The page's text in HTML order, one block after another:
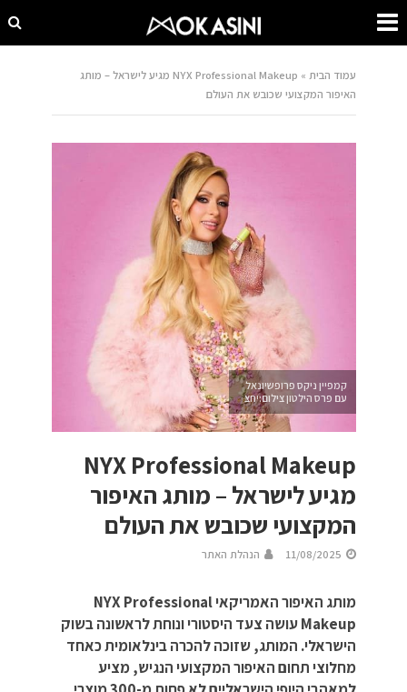
עמוד הבית »
NYX Professional Makeup מגיע לישראל – מותג
האיפור המקצועי שכובש את העולם
קמפיין ניקס פרופשיונאל
עם פרס הילטון צילום:יחצ
NYX Professional Makeup
מגיע לישראל – מותג האיפור
המקצועי שכובש את העולם
11/08/2025 הנהלת האתר
מותג האיפור האמריקאי NYX Professional
Makeup עושה צעד היסטורי ונוחת לראשונה בשוק
הישראלי. המותג, שזוכה להכרה בינלאומית כאחד
מחלוצי תחום האיפור המקצועי הנגיש, מציע